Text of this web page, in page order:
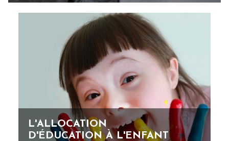
L'ALLOCATION
D'ÉDUCATION À L'ENFANT